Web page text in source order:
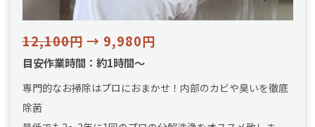
12,100円→ 9,980円
目安作業時間：約1時間～
専門的なお掃除はプロにおまかせ！内部のカビや臭いを徹底
除菌